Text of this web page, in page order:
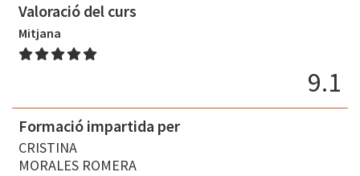
Valoració del curs
Mitjana
9.1
Formació impartida per
CRISTINA
MORALES ROMERA